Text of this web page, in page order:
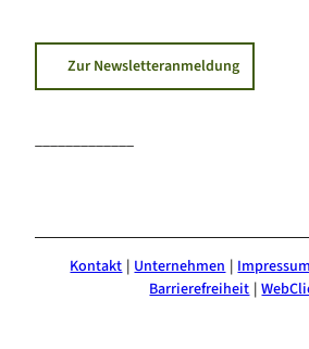
Zur Newsletteranmeldung
c
s
t
u
T
Kontakt Unternehmen Impressum
Barrierefreiheit